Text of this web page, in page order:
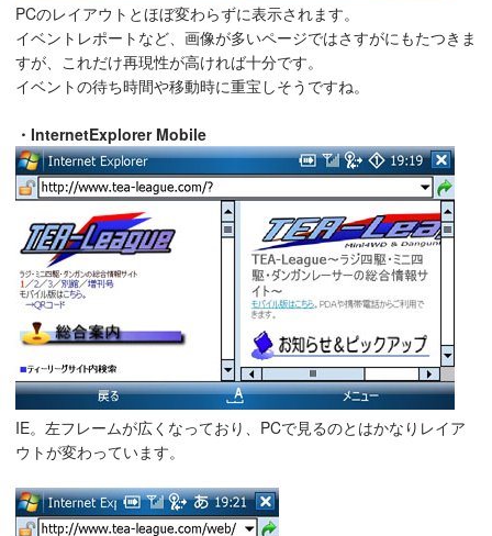
PCのレイアウトとほぼ変わらずに表示されます。
イベントレポートなど、画像が多いページではさすがにもたつきま
すが、これだけ再現性が高ければ十分です。
イベントの待ち時間や移動時に重宝しそうですね。
・InternetExplorer Mobile
IE。左フレームが広くなっており、PCで見るのとはかなりレイア
ウトが変わっています。